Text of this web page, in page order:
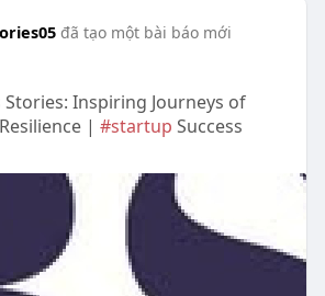
đã tạo một bài báo mới
Stories: Inspiring Journeys of
| #startup Success